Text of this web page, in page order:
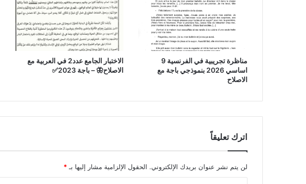
مناظرة تجريبية في الفرنسية 9
اساسي 2026 بنموذجي باجة مع
الاصلاح
الاختبار الجامع عدد2 في العربية مع
الاصلاح🦋 – باجة 2023✅
اترك تعليقاً
لن يتم نشر عنوان بريدك الإلكتروني. الحقول الإلزامية مشار إليها بـ *